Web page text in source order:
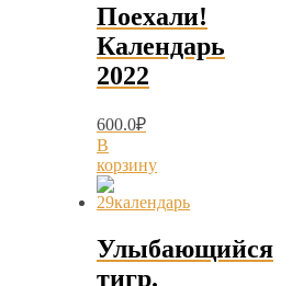
Поехали!
Календарь
2022
600.0₽
В
корзину
Улыбающийся
тигр.